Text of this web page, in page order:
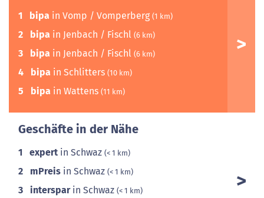
1 bipa in Vomp / Vomperberg (1 km)
2 bipa in Jenbach / Fischl (6 km)
3 bipa in Jenbach / Fischl (6 km)
4 bipa in Schlitters (10 km)
5 bipa in Wattens (11 km)
Geschäfte in der Nähe
1 expert in Schwaz (< 1 km)
2 mPreis in Schwaz (< 1 km)
3 intersparin Schwaz (< 1 km)